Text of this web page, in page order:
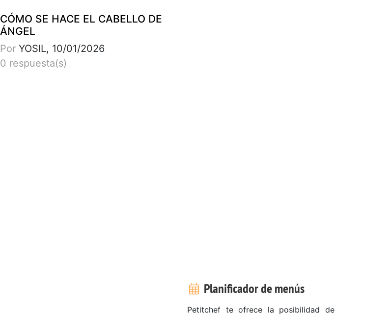
CÓMO SE HACE EL CABELLO DE
ÁNGEL
PorYOSIL, 10/01/2026
0 respuesta(s)
Planificador de menús
Petitchef te ofrece la posibilidad de